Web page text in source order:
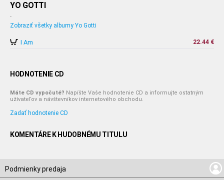
YO GOTTI
-
Zobraziť všetky albumy Yo Gotti
I Am 22.44 €
HODNOTENIE CD
Máte CD vypočuté? Napíšte Vaše hodnotenie CD a informujte ostatným
užívateľov a návštevníkov internetového obchodu.
Zadať hodnotenie CD
KOMENTÁRE K HUDOBNÉMU TITULU
Podmienky predaja